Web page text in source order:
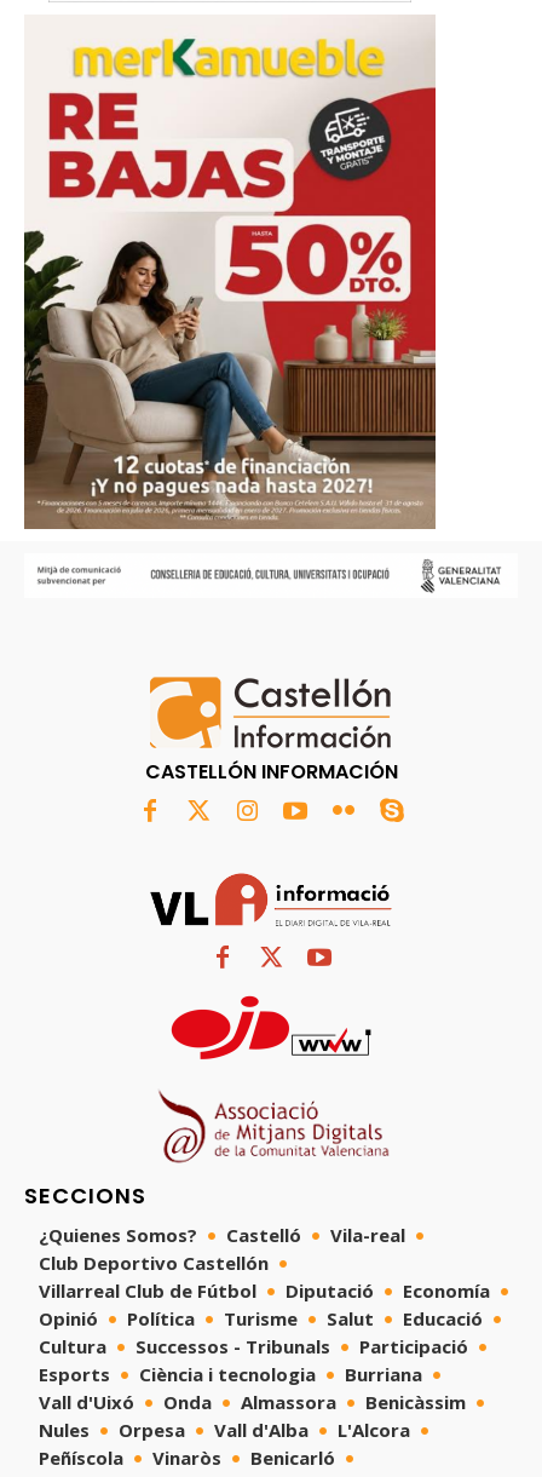
CASTELLÓN INFORMACIÓN
SECCIONS
¿Quienes Somos? Castelló
Vila-real
Club Deportivo Castellón
Villarreal Club de Fútbol
Diputació
Economía
Opinió
Política Turisme Salut
Educació
Cultura
Successos - Tribunals
Participació
Esports
Ciència i tecnologia
Burriana
Vall d'Uixó
Onda Almassora
Benicàssim
Nules
Orpesa Vall d'Alba
L'Alcora
Peñíscola
Vinaròs
Benicarló